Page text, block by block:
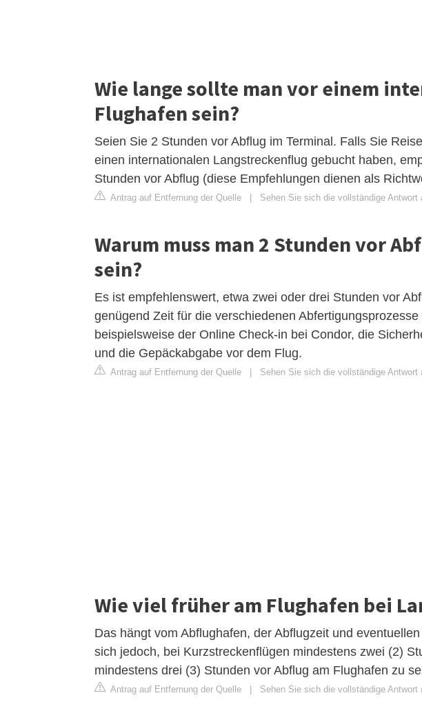
Wie lange sollte man vor einem
Flughafen sein?
Seien Sie 2 Stunden vor Abflug im Terminal. Falls Sie
einen internationalen Langstreckenflug gebucht haben,
Stunden vor Abflug (diese Empfehlungen dienen als
Antrag auf Entfernung der Quelle Sehen Sie sich die vollständige
Warum muss man 2 Stunden vor
sein?
Es ist empfehlenswert, etwa zwei oder drei Stunden vor
genügend Zeit für die verschiedenen
beispielsweise der Online Check-in bei Condor, die
und die Gepäckabgabe vor dem Flug.
Antrag auf Entfernung der Quelle Sehen Sie sich die vollständige Antwort
Wie viel früher am Flughafen bei
Das hängt vom Abflughafen, der Abflugzeit und
sich jedoch, bei Kurzstreckenflügen mindestens zwei (2)
mindestens drei (3) Stunden vor Abflug am Flughafen zu
Antrag auf Entfernung der Quelle Sehen Sie sich die vollständige Antwort